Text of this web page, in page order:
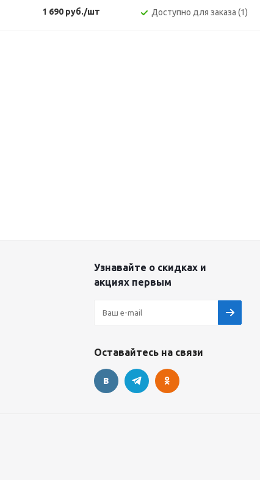
1 690 руб./шт Доступно для заказа (1)
Узнавайте о скидках и
акциях первым
Оставайтесь на связи